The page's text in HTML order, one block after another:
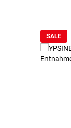
SALE